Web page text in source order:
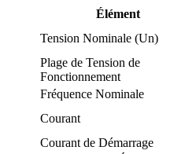
Élément
Tension Nominale (Un)
Plage de Tension de
Fonctionnement
Fréquence Nominale
Courant
Courant de Démarrage